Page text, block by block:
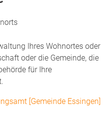
Ihres Wohnortes oder
oder die Gemeinde, die
für Ihre
[Gemeinde Essingen]